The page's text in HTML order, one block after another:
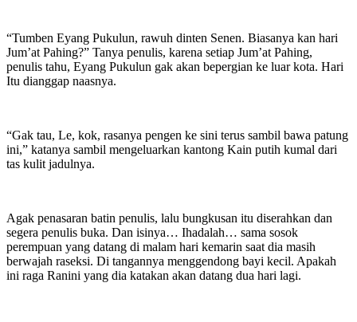
“Tumben Eyang Pukulun, rawuh dinten Senen. Biasanya kan hari
Jum’at Pahing?” Tanya penulis, karena setiap Jum’at Pahing,
penulis tahu, Eyang Pukulun gak akan bepergian ke luar kota. Hari
Itu dianggap naasnya.
“Gak tau, Le, kok, rasanya pengen ke sini terus sambil bawa patung
ini,” katanya sambil mengeluarkan kantong Kain putih kumal dari
tas kulit jadulnya.
Agak penasaran batin penulis, lalu bungkusan itu diserahkan dan
segera penulis buka. Dan isinya… Ihadalah… sama sosok
perempuan yang datang di malam hari kemarin saat dia masih
berwajah raseksi. Di tangannya menggendong bayi kecil. Apakah
ini raga Ranini yang dia katakan akan datang dua hari lagi.